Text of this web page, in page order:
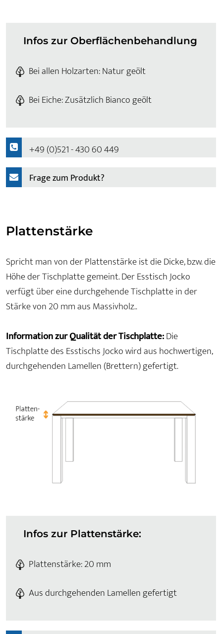
Infos zur Oberflächenbehandlung
Bei allen Holzarten: Natur geölt
Bei Eiche: Zusätzlich Bianco geölt
+49 (0)521 - 430 60 449
Frage zum Produkt?
Plattenstärke
Spricht man von der Plattenstärke ist die Dicke, bzw. die
Höhe der Tischplatte gemeint. Der Esstisch Jocko
verfügt über eine durchgehende Tischplatte in der
Stärke von 20 mm aus Massivholz..
Information zur Qualität der Tischplatte:Die
Tischplatte des Esstischs Jocko wird aus hochwertigen,
durchgehenden Lamellen (Brettern) gefertigt.
Infos zur Plattenstärke:
Plattenstärke: 20 mm
Aus durchgehenden Lamellen gefertigt